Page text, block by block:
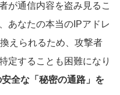
が通信内容を盗み見るこ
あなたの本当のIPアドレ
えられるため、攻撃者
定することも困難になり
全な「秘密の通路」を